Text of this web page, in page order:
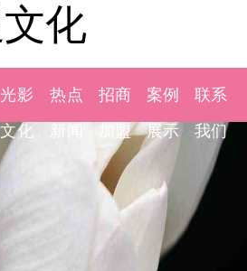
化
影
化
热点
招商
加盟
案例
展示
联系
我们